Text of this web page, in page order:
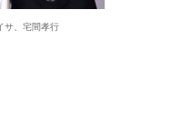
サ、宅間孝行